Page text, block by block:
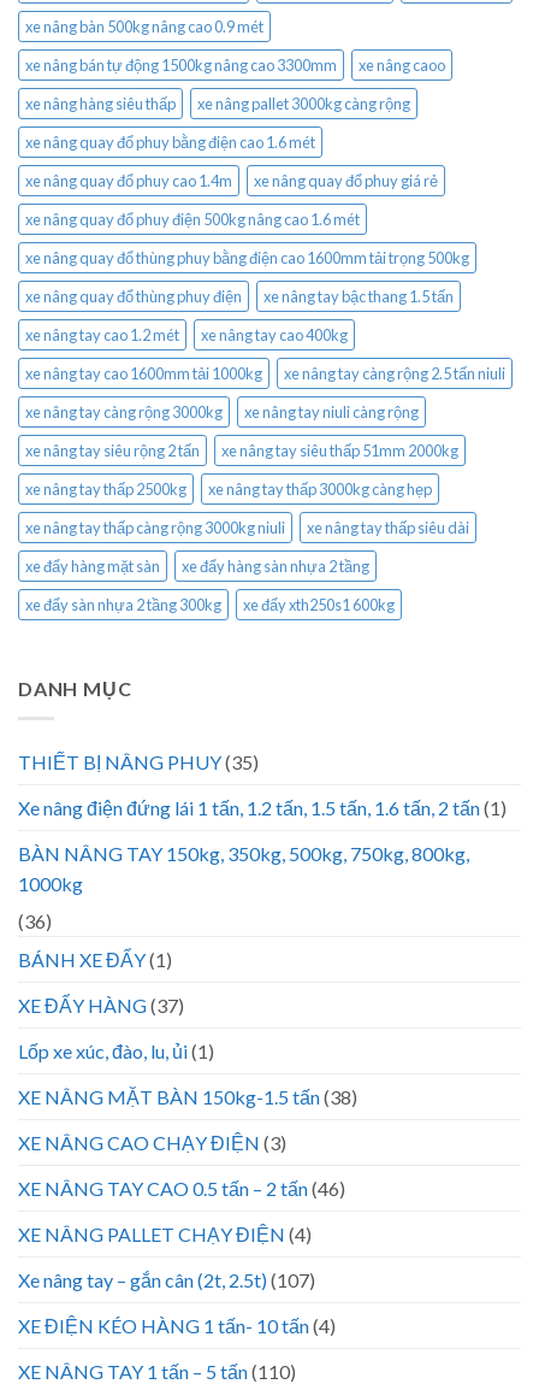
xe nâng bàn 500kg nâng cao 0.9 mét
xe nâng bán tự động 1500kg nâng cao 3300mm
xe nâng caoo
xe nâng hàng siêu thấp
xe nâng pallet 3000kg càng rộng
xe nâng quay đổ phuy bằng điện cao 1.6 mét
xe nâng quay đổ phuy cao 1.4m
xe nâng quay đổ phuy giá rẻ
xe nâng quay đổ phuy điện 500kg nâng cao 1.6 mét
xe nâng quay đổ thùng phuy bằng điện cao 1600mm tải trọng 500kg
xe nâng quay đổ thùng phuy điện
xe nâng tay bậc thang 1.5 tấn
xe nâng tay cao 1.2 mét
xe nâng tay cao 400kg
xe nâng tay cao 1600mm tải 1000kg
xe nâng tay càng rộng 2.5 tấn niuli
xe nâng tay càng rộng 3000kg
xe nâng tay niuli càng rộng
xe nâng tay siêu rộng 2 tấn
xe nâng tay siêu thấp 51mm 2000kg
xe nâng tay thấp 2500kg
xe nâng tay thấp 3000kg càng hẹp
xe nâng tay thấp càng rộng 3000kg niuli
xe nâng tay thấp siêu dài
xe đẩy hàng mặt sàn
xe đẩy hàng sàn nhựa 2 tầng
xe đẩy sàn nhựa 2 tầng 300kg
xe đẩy xth250s1 600kg
DANH MỤC
THIẾT BỊ NÂNG PHUY(35)
Xe nâng điện đứng lái 1 tấn, 1.2 tấn, 1.5 tấn, 1.6 tấn, 2 tấn(1)
BÀN NÂNG TAY 150kg, 350kg, 500kg, 750kg, 800kg,
1000kg
(36)
BÁNH XE ĐẨY(1)
XE ĐẨY HÀNG(37)
Lốp xe xúc, đào, lu, ủi(1)
XE NÂNG MẶT BÀN 150kg-1.5 tấn(38)
XE NÂNG CAO CHẠY ĐIỆN (3)
XE NÂNG TAY CAO 0.5 tấn – 2 tấn(46)
XE NÂNG PALLET CHẠY ĐIỆN (4)
Xe nâng tay – gắn cân (2t, 2.5t)(107)
XE ĐIỆN KÉO HÀNG 1 tấn- 10 tấn(4)
XE NÂNG TAY 1 tấn – 5 tấn(110)